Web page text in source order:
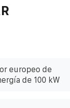
europeo de
de 100 kW